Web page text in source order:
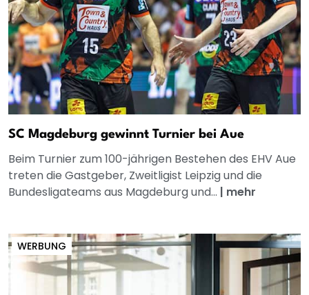
SC Magdeburg gewinnt Turnier bei Aue
Beim Turnier zum 100-jährigen Bestehen des EHV Aue
treten die Gastgeber, Zweitligist Leipzig und die
Bundesligateams aus Magdeburg und... | mehr
WERBUNG